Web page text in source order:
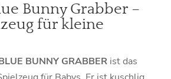
Bunny Grabber –
für kleine
BUNNY GRABBERist das